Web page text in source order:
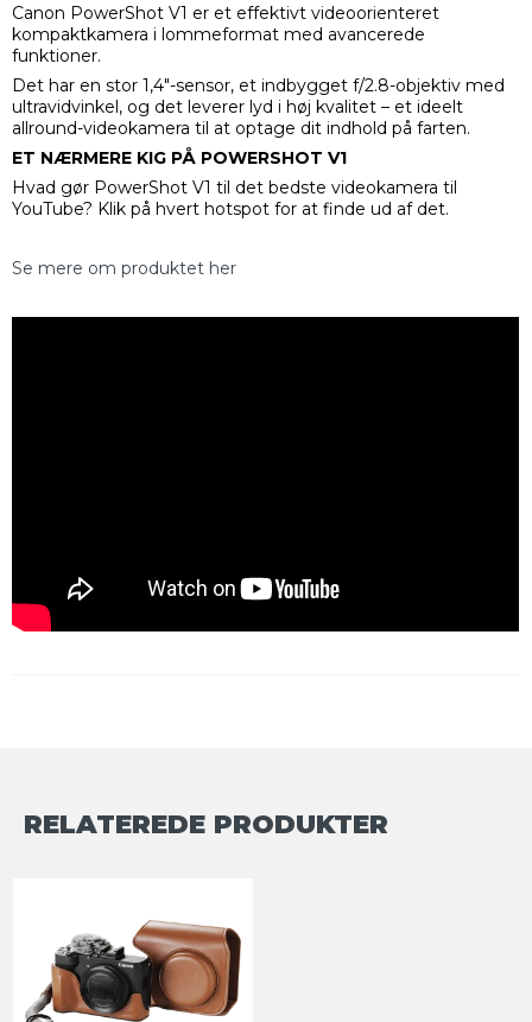
Canon PowerShot V1 er et effektivt videoorienteret
kompaktkamera i lommeformat med avancerede
funktioner.
Det har en stor 1,4"-sensor, et indbygget f/2.8-objektiv med
ultravidvinkel, og det leverer lyd i høj kvalitet – et ideelt
allround-videokamera til at optage dit indhold på farten.
ET NÆRMERE KIG PÅ POWERSHOT V1
Hvad gør PowerShot V1 til det bedste videokamera til
YouTube? Klik på hvert hotspot for at finde ud af det.
Se mere om produktet her
RELATEREDE PRODUKTER